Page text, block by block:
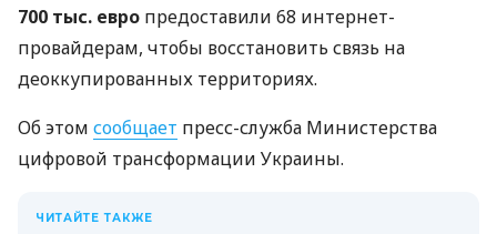
700 тыс. евро предоставили 68 интернет-
провайдерам, чтобы восстановить связь на
деоккупированных территориях.
Об этом сообщает пресс-служба Министерства
цифровой трансформации Украины.
ЧИТАЙТЕ ТАКЖЕ